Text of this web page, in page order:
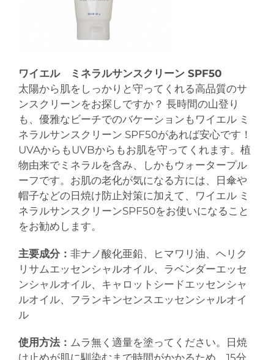
ワイエル ミネラルサンスクリーン SPF50
太陽から肌をしっかりと守ってくれる高品質のサ
ンスクリーンをお探しですか？ 長時間の山登り
も、優雅なビーチでのバケーションもワイエル ミ
ネラルサンスクリーン SPF50があれば安心です！
UVAからもUVBからもお肌を守ってくれます。植
物由来でミネラルを含み、しかもウォータープル
ーフです。お肌の老化が気になる方には、日傘や
帽子などの日焼け防止対策に加えて、ワイエル ミ
ネラルサンスクリーンSPF50をお使いになること
をお勧めします。
主要成分： 非ナノ酸化亜鉛、ヒマワリ油、ヘリク
リサムエッセンシャルオイル、ラベンダーエッセ
ンシャルオイル、キャロットシードエッセンシャ
ルオイル、フランキンセンスエッセンシャルオイ
ル
使用方法： ムラ無く適量を塗ってください。日焼
け止めが肌に馴染むまで時間がかかるため、15分